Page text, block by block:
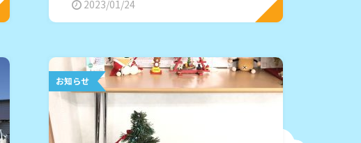
2023/01/24
お知らせ